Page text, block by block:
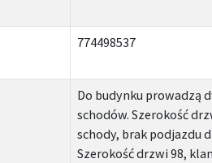
774498537
Do budynku prowadzą
schodów. Szerokość
schody, brak podjazdu
Szerokość drzwi 98,